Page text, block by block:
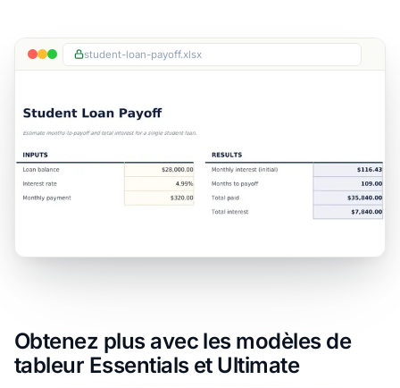
student-loan-payoff.xlsx
Obtenez plus avec les modèles de
tableur Essentials et Ultimate